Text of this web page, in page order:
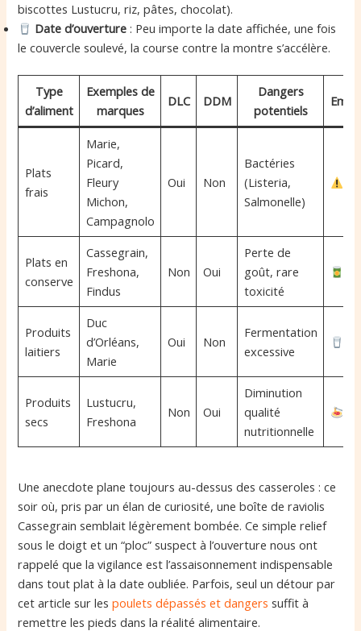
biscottes Lustucru, riz, pâtes, chocolat).
Date d’ouverture : Peu importe la date affichée, une fois
le couvercle soulevé, la course contre la montre s’accélère.
Type
d’aliment
Exemples de
marques
DLC DDM
Dangers
potentiels
Plats
frais
Marie,
Picard,
Fleury
Michon,
Campagnolo
Oui Non
Bactéries
(Listeria,
Salmonelle)
Plats en
conserve
Cassegrain,
Freshona,
Findus
Non Oui
Perte de
goût, rare
toxicité
Produits
laitiers
Duc
d’Orléans,
Marie
Oui Non
Fermentation
excessive
Produits
secs
Lustucru,
Freshona
Non Oui
Diminution
qualité
nutritionnelle
Une anecdote plane toujours au-dessus des casseroles : ce
soir où, pris par un élan de curiosité, une boîte de raviolis
Cassegrain semblait légèrement bombée. Ce simple relief
sous le doigt et un “ploc” suspect à l’ouverture nous ont
rappelé que la vigilance est l’assaisonnement indispensable
dans tout plat à la date oubliée. Parfois, seul un détour par
cet article sur lespoulets dépassés et dangers suffit à
remettre les pieds dans la réalité alimentaire.